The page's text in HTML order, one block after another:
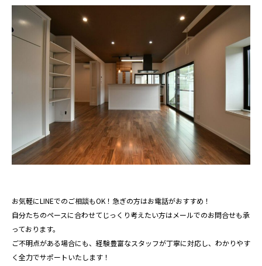
お気軽にLINEでのご相談もOK！急ぎの方はお電話がおすすめ！
自分たちのペースに合わせてじっくり考えたい方はメールでのお問合せも承
っております。
ご不明点がある場合にも、経験豊富なスタッフが丁寧に対応し、わかりやす
く全力でサポートいたします！